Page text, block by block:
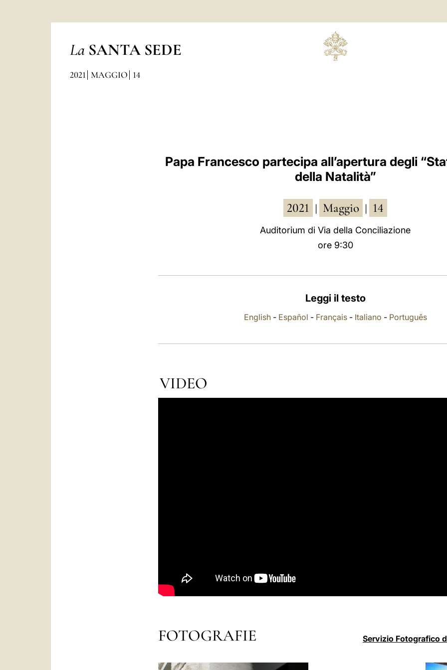
La SANTA SEDE
2021 MAGGIO 14
Papa Francesco partecipa all’apertura degli
della Natalità”
2021 Maggio 14
Auditorium di Via della Conciliazione
ore 9:30
Leggi il testo
English- Español - Français- Italiano - Português
VIDEO
FOTOGRAFIE Servizio Fotografico